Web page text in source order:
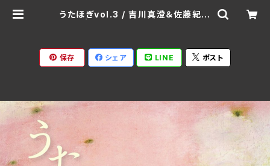
うたほぎvol.3 / 吉川真澄＆佐藤紀雄
保存 シェア LINE ポスト